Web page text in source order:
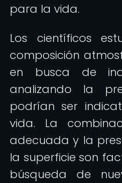
para la vida.
Los científicos
composición
en busca de
analizando la
podrían ser
vida. La
adecuada y la
la superficie son
búsqueda de